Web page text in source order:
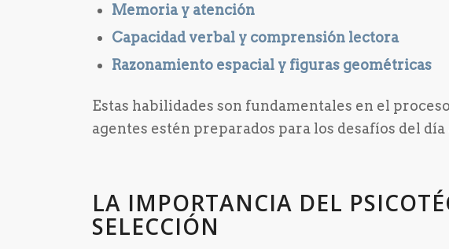
Memoria y atención
Capacidad verbal y comprensión lectora
Razonamiento espacial y figuras geométricas
Estas habilidades son fundamentales en el
agentes estén preparados para los desafíos del día
LA IMPORTANCIA DEL
SELECCIÓN